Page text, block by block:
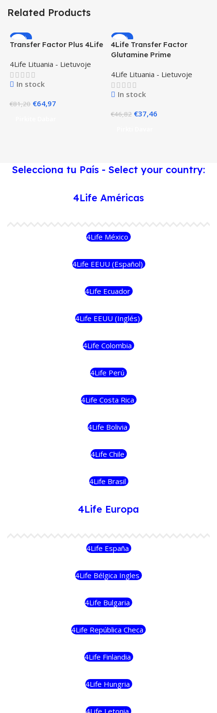
Related Products
-20%
Transfer Factor Plus 4Life
4Life Lituania - Lietuvoje
In stock
€81,20 El
€64,97
-20%
4Life Transfer Factor
Glutamine Prime
4Life Lituania - Lietuvoje
In stock
€46,82 El
€37,46
Selecciona tu País - Select your country:
4Life Américas
4Life México
4Life EEUU (Español)
4Life Ecuador
4Life EEUU (Inglés)
4Life Colombia
4Life Perú
4Life Costa Rica
4Life Bolivia
4Life Chile
4Life Brasil
4Life Europa
4Life España
4Life Bélgica Ingles
4Life Bulgaria
4Life República Checa
4Life Finlandia
4Life Hungria